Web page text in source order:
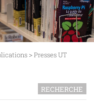
>Presses UT
RECHERCHE